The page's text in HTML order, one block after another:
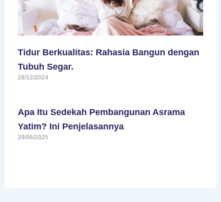
Tidur Berkualitas: Rahasia Bangun dengan
Tubuh Segar.
28/12/2024
Apa Itu Sedekah Pembangunan Asrama
Yatim? Ini Penjelasannya
29/06/2025